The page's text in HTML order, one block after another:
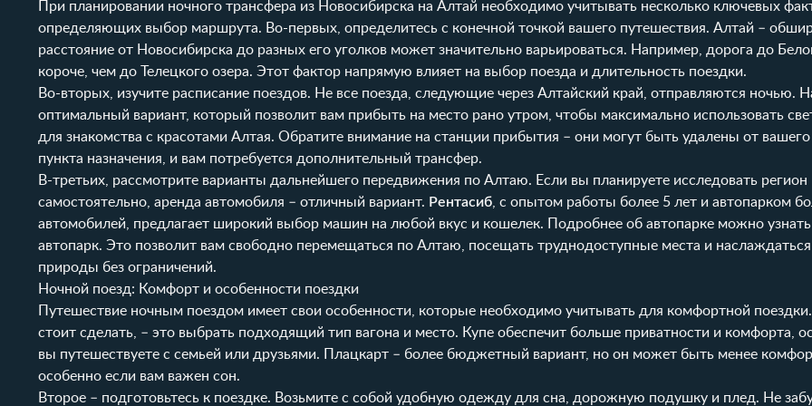
При планировании ночного трансфера из Новосибирска на Алтай необходимо учитывать несколько ключевых
определяющих выбор маршрута. Во-первых, определитесь с конечной точкой вашего путешествия. Алтай –
расстояние от Новосибирска до разных его уголков может значительно варьироваться. Например, дорога до
короче, чем до Телецкого озера. Этот фактор напрямую влияет на выбор поезда и длительность поездки.
Во-вторых, изучите расписание поездов. Не все поезда, следующие через Алтайский край, отправляются ночью.
оптимальный вариант, который позволит вам прибыть на место рано утром, чтобы максимально использовать
для знакомства с красотами Алтая. Обратите внимание на станции прибытия – они могут быть удалены от вашего
пункта назначения, и вам потребуется дополнительный трансфер.
В-третьих, рассмотрите варианты дальнейшего передвижения по Алтаю. Если вы планируете исследовать регион
самостоятельно, аренда автомобиля – отличный вариант. Рентасиб , с опытом работы более 5 лет и автопарком
автомобилей, предлагает широкий выбор машин на любой вкус и кошелек. Подробнее об автопарке можно
автопарк. Это позволит вам свободно перемещаться по Алтаю, посещать труднодоступные места и
природы без ограничений.
Ночной поезд: Комфорт и особенности поездки
Путешествие ночным поездом имеет свои особенности, которые необходимо учитывать для комфортной
стоит сделать, – это выбрать подходящий тип вагона и место. Купе обеспечит больше приватности и комфорта,
вы путешествуете с семьей или друзьями. Плацкарт – более бюджетный вариант, но он может быть менее
особенно если вам важен сон.
Второе – подготовьтесь к поездке. Возьмите с собой удобную одежду для сна, дорожную подушку и плед. Не